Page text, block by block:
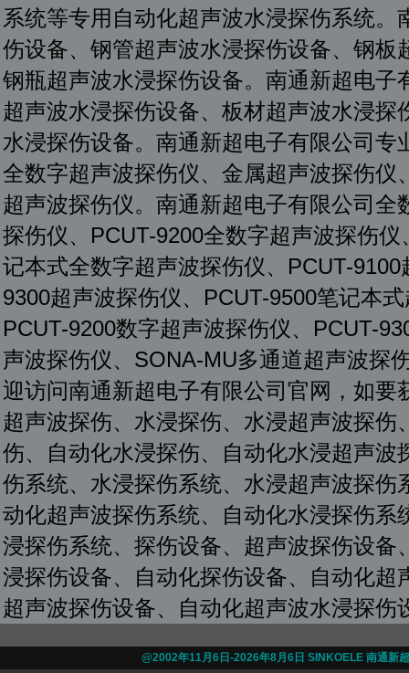
系统等专用自动化超声波水浸探伤系统
伤设备、钢管超声波水浸探伤设备、钢
钢瓶超声波水浸探伤设备。南通新超电
超声波水浸探伤设备、板材超声波水浸
水浸探伤设备。南通新超电子有限公司
全数字超声波探伤仪、金属超声波探伤
超声波探伤仪。南通新超电子有限公司
探伤仪、PCUT-9200全数字超声波探伤
记本式全数字超声波探伤仪、PCUT-
9300超声波探伤仪、PCUT-9500笔记本
PCUT-9200数字超声波探伤仪、PCUT-
声波探伤仪、SONA-MU多通道超声波探
迎访问南通新超电子有限公司官网，如
超声波探伤、水浸探伤、水浸超声波探
伤、自动化水浸探伤、自动化水浸超声
伤系统、水浸探伤系统、水浸超声波探
动化超声波探伤系统、自动化水浸探伤
浸探伤系统、探伤设备、超声波探伤设
浸探伤设备、自动化探伤设备、自动化
超声波探伤设备、自动化超声波水浸探
@2002年11月6日-2026年8月6日 SINKOELE 南通新